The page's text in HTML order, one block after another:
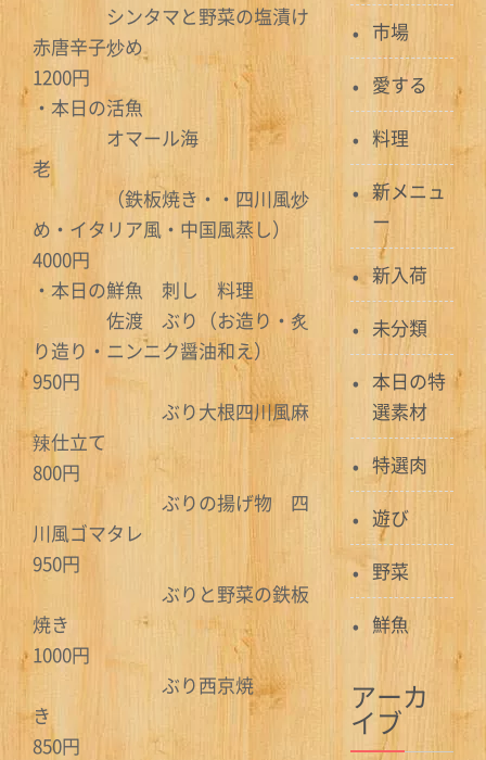
シンタマと野菜の塩漬け
赤唐辛子炒め
1200円
・本日の活魚
オマール海
老
（鉄板焼き・・四川風炒
め・イタリア風・中国風蒸し）
4000円
・本日の鮮魚 刺し 料理
佐渡 ぶり（お造り・炙
り造り・ニンニク醤油和え）
950円
ぶり大根四川風麻
辣仕立て
800円
ぶりの揚げ物 四
川風ゴマタレ
950円
ぶりと野菜の鉄板
焼き
1000円
ぶり西京焼
き
850円
市場
愛する
料理
新メニュ
ー
新入荷
未分類
本日の特
選素材
特選肉
遊び
野菜
鮮魚
アーカ
イブ